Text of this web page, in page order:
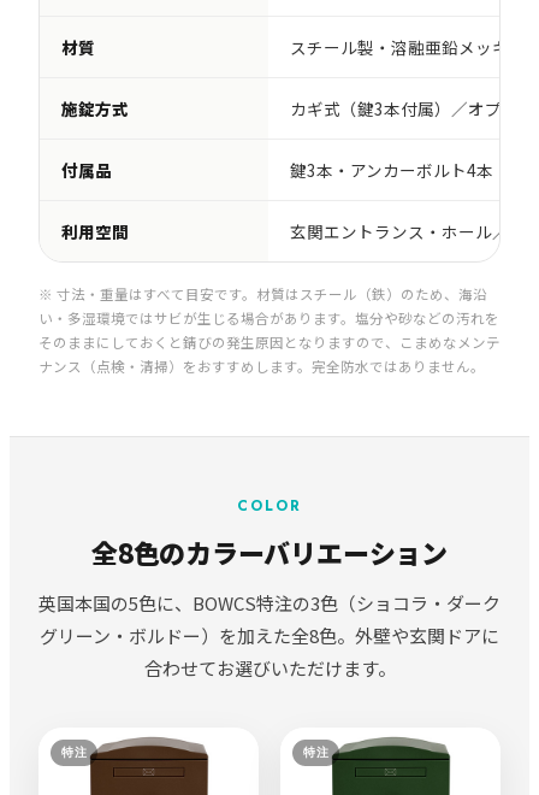
材質 スチール製・溶融亜鉛メッキ鋼
施錠方式 カギ式（鍵3本付属）／オプシ
付属品 鍵3本・アンカーボルト4本・マ
利用空間 玄関エントランス・ホール／ガ
※ 寸法・重量はすべて目安です。材質はスチール（鉄）のため、海沿
い・多湿環境ではサビが生じる場合があります。塩分や砂などの汚れを
そのままにしておくと錆びの発生原因となりますので、こまめなメンテ
ナンス（点検・清掃）をおすすめします。完全防水ではありません。
COLOR
全8色のカラーバリエーション
英国本国の5色に、BOWCS特注の3色（ショコラ・ダーク
グリーン・ボルドー）を加えた全8色。外壁や玄関ドアに
合わせてお選びいただけます。
特注 特注